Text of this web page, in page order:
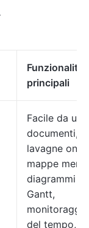
Funzionalità
principali
Facile da
documenti,
lavagne
mappe
diagrammi di
Gantt,
monitoraggio
del tempo,